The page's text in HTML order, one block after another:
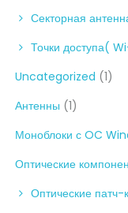
Секторная
Точки доступа(
Uncategorized (1)
Антенны (1)
Моноблоки с OC
Оптические
Оптические патч-